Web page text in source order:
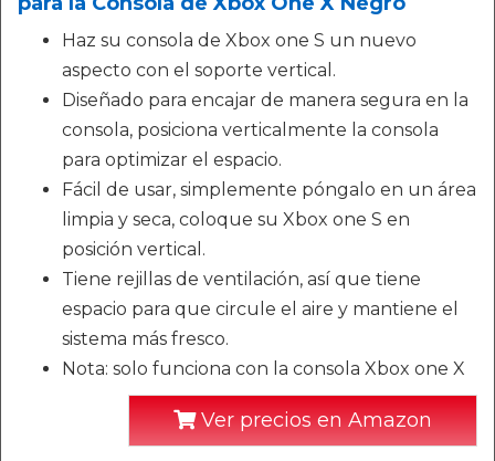
Haz su consola de Xbox one S un nuevo
aspecto con el soporte vertical.
Diseñado para encajar de manera segura en la
consola, posiciona verticalmente la consola
para optimizar el espacio.
Fácil de usar, simplemente póngalo en un área
limpia y seca, coloque su Xbox one S en
posición vertical.
Tiene rejillas de ventilación, así que tiene
espacio para que circule el aire y mantiene el
sistema más fresco.
Nota: solo funciona con la consola Xbox one X
Ver precios en Amazon